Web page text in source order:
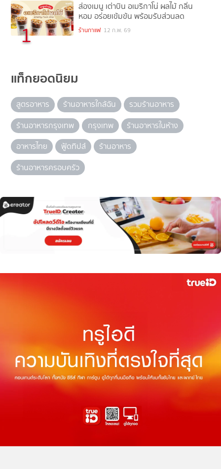
1
ส่องเมนู เต่าบิน อเมริกาโน่ ผลไม้ กลิ่น
หอม อร่อยเข้มข้น พร้อมรับส่วนลด
ร้านกาแฟ 12 ก.พ. 69
แท็กยอดนิยม
สูตรอาหาร ร้านอาหารใกล้ฉัน
รวมร้านอาหาร
ร้านอาหารกรุงเทพ
กรุงเทพ
ร้านอาหารในห้าง
อาหารไทย
ฟู้ดทิปส์
ร้านอาหาร
ร้านอาหารครอบครัว